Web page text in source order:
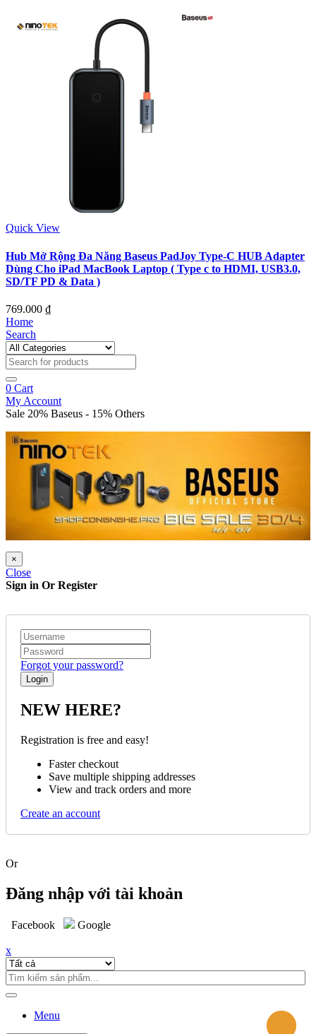
Quick View
Hub Mở Rộng Đa Năng Baseus PadJoy Type-C HUB Adapter
Dùng Cho iPad MacBook Laptop ( Type c to HDMI, USB3.0,
SD/TF PD & Data )
769.000 ₫
Home
Search
0 Cart
My Account
Sale 20% Baseus - 15% Others
×
Close
Sign in Or Register
Forgot your password?
NEW HERE?
Registration is free and easy!
Faster checkout
Save multiple shipping addresses
View and track orders and more
Create an account
Or
Đăng nhập với tài khoản
Facebook Google
x
Menu